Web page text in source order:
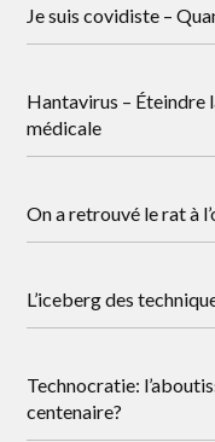
Je suis covidiste –
Hantavirus – Éteindre
médicale
On a retrouvé le rat à
L’iceberg des
Technocratie:
centenaire?